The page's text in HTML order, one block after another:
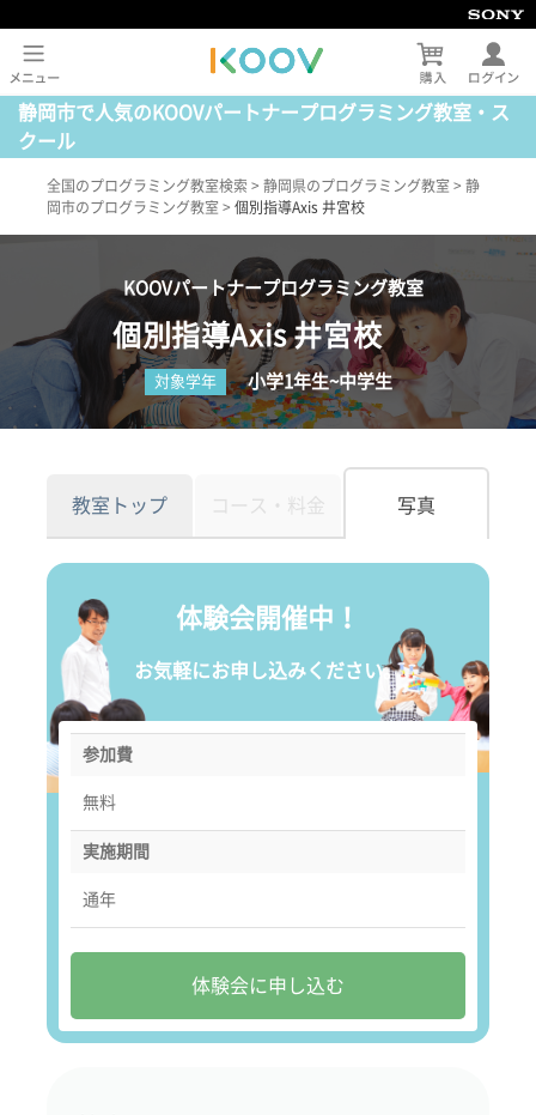
静岡市で人気のKOOVパートナープログラミング教室・ス
クール
全国のプログラミング教室検索 > 静岡県のプログラミング教室 > 静
岡市のプログラミング教室 > 個別指導Axis 井宮校
KOOVパートナープログラミング教室
個別指導Axis 井宮校
対象学年 小学1年生~中学生
教室トップ コース・料金 写真
体験会開催中！
お気軽にお申し込みください。
参加費
無料
実施期間
通年
体験会に申し込む